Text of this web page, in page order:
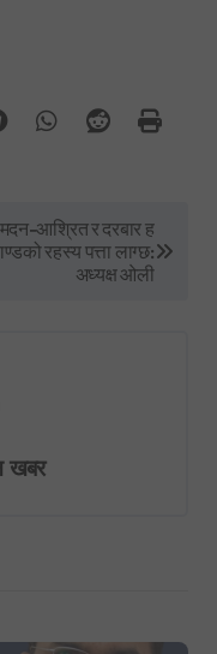
मदन-आश्रित र दरबार ह
रहस्य पत्ता लाग्छ:
अध्यक्ष ओली
खबर